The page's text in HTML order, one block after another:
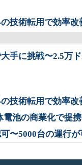
技術転用で効率改
手に挑戦〜2.5万
技術転用で効率改
電池の商業化で提携
〜5000台の運行